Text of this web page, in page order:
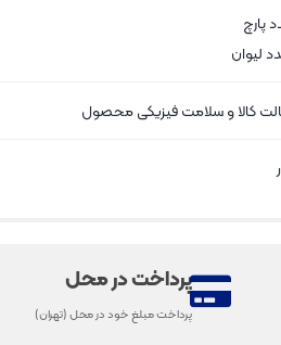
کالا و سلامت فیزیکی محصول
پرداخت در محل
پرداخت مبلغ خود در محل (تهران)